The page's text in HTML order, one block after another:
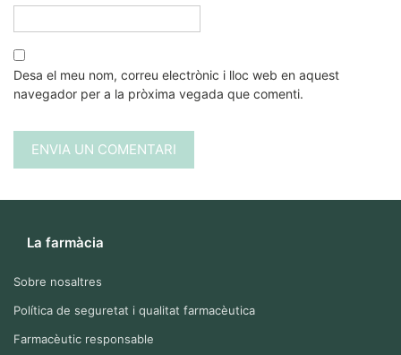
Desa el meu nom, correu electrònic i lloc web en aquest
navegador per a la pròxima vegada que comenti.
La farmàcia
Sobre nosaltres
Política de seguretat i qualitat farmacèutica
Farmacèutic responsable